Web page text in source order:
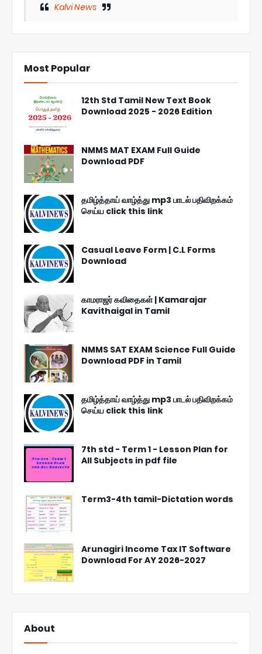
Kalvi News
Most Popular
12th Std Tamil New Text Book
Download 2025 - 2026 Edition
NMMS MAT EXAM Full Guide
Download PDF
தமிழ்த்தாய் வாழ்த்து mp3 பாடல் பதிவிறக்கம்
செய்ய click this link
Casual Leave Form | C.L Forms
Download
காமராஜர் கவிதைகள் | Kamarajar
Kavithaigal in Tamil
NMMS SAT EXAM Science Full Guide
Download PDF in Tamil
தமிழ்த்தாய் வாழ்த்து mp3 பாடல் பதிவிறக்கம்
செய்ய click this link
7th std - Term 1 - Lesson Plan for
All Subjects in pdf file
Term3-4th tamil-Dictation words
Arunagiri Income Tax IT Software
Download For AY 2026-2027
About